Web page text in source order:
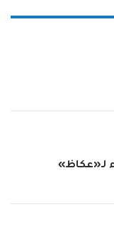
لـ«عكاظ»